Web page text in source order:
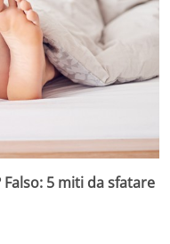
5 miti da sfatare